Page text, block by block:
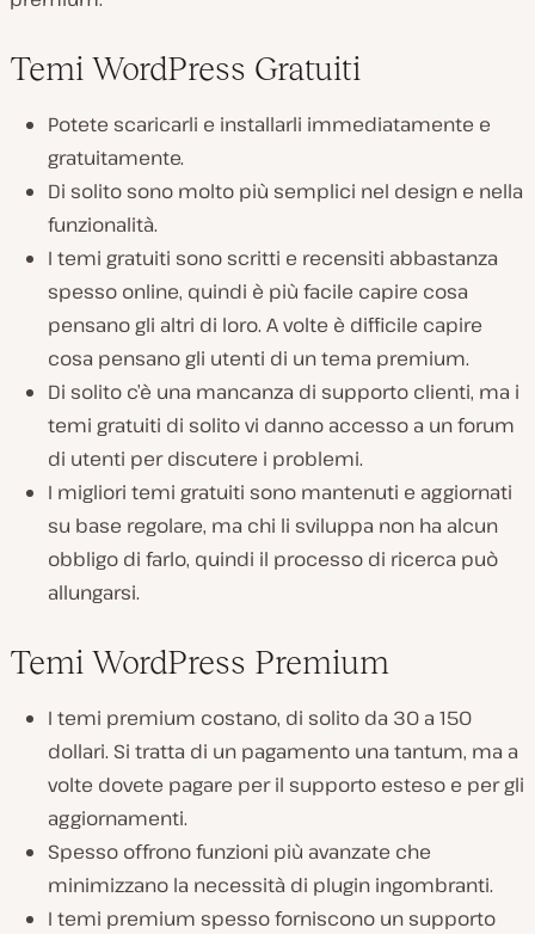
Temi WordPress Gratuiti
Potete scaricarli e installarli immediatamente e
gratuitamente.
Di solito sono molto più semplici nel design e nella
funzionalità.
I temi gratuiti sono scritti e recensiti abbastanza
spesso online, quindi è più facile capire cosa
pensano gli altri di loro. A volte è difficile capire
cosa pensano gli utenti di un tema premium.
Di solito c’è una mancanza di supporto clienti, ma i
temi gratuiti di solito vi danno accesso a un forum
di utenti per discutere i problemi.
I migliori temi gratuiti sono mantenuti e aggiornati
su base regolare, ma chi li sviluppa non ha alcun
obbligo di farlo, quindi il processo di ricerca può
allungarsi.
Temi WordPress Premium
I temi premium costano, di solito da 30 a 150
dollari. Si tratta di un pagamento una tantum, ma a
volte dovete pagare per il supporto esteso e per gli
aggiornamenti.
Spesso offrono funzioni più avanzate che
minimizzano la necessità di plugin ingombranti.
I temi premium spesso forniscono un supporto